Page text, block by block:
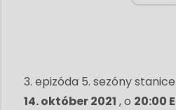
3. epizóda 5. sezóny
14. október 2021 , o 20:00